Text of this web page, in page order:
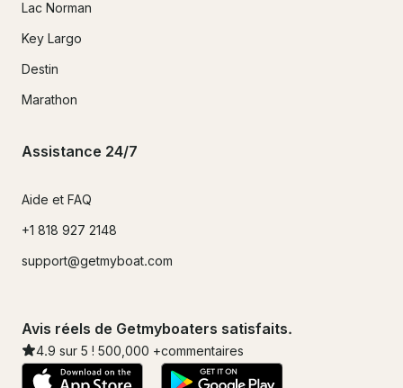
Lac Norman
Key Largo
Destin
Marathon
Assistance 24/7
Aide et FAQ
+1 818 927 2148
support@getmyboat.com
Avis réels de Getmyboaters satisfaits.
4.9 sur 5 ! 500,000 +commentaires